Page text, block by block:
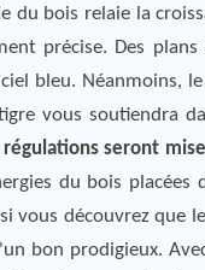
du bois relaie la
précise. Des
bleu. Néanmoins,
vous soutiendra
seront
du bois
vous découvrez que
bon prodigieux.